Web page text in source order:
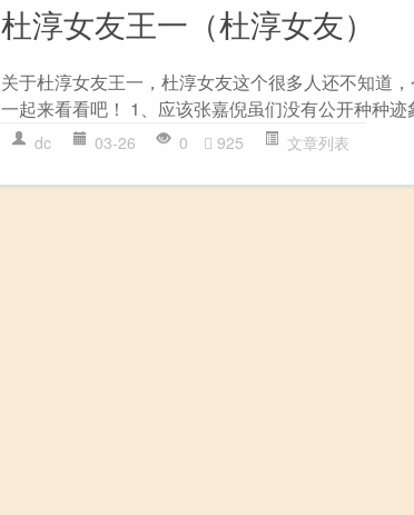
杜淳女友王一（杜淳女友）
关于杜淳女友王一，杜淳女友这个很多人还不知道
一起来看看吧！ 1、应该张嘉倪虽们没有公开种种迹
dc 03-26 0 925 文章列表